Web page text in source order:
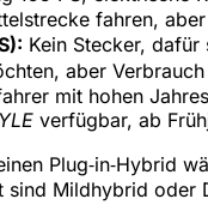
fahren,
Kein Stecker,
aber
mit hohen
verfügbar, ab
Plug‑in‑Hybrid
Mildhybrid